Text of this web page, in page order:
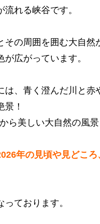
れる峡谷です。
の周囲を囲む大自然
広がっています。
は、青く澄んだ川と赤
！
ら美しい大自然の風景
年の見頃や見どこ
ております。